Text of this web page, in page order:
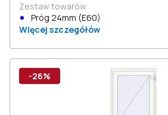
Zestaw towarów
Próg 24mm (E60)
Więcej szczegółów
-26%